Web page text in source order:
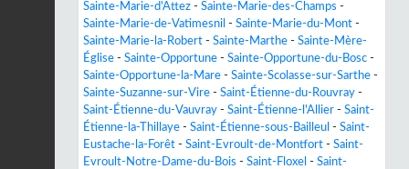
Sainte-Marie-d'Attez - Sainte-Marie-des-Champs -
Sainte-Marie-de-Vatimesnil - Sainte-Marie-du-Mont -
Sainte-Marie-la-Robert - Sainte-Marthe - Sainte-Mère-
Église - Sainte-Opportune - Sainte-Opportune-du-Bosc -
Sainte-Opportune-la-Mare - Sainte-Scolasse-sur-Sarthe -
Sainte-Suzanne-sur-Vire - Saint-Étienne-du-Rouvray -
Saint-Étienne-du-Vauvray - Saint-Étienne-l'Allier - Saint-
Étienne-la-Thillaye - Saint-Étienne-sous-Bailleul - Saint-
Eustache-la-Forêt - Saint-Evroult-de-Montfort - Saint-
Evroult-Notre-Dame-du-Bois - Saint-Floxel - Saint-